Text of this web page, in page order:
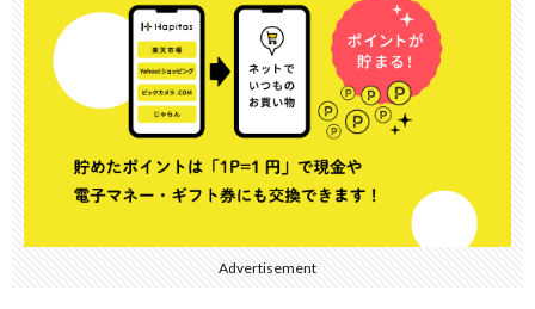
Advertisement